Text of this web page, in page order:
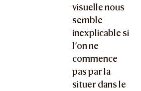
visuelle nous
semble
inexplicable si
l’on ne
commence
pas par la
situer dans le